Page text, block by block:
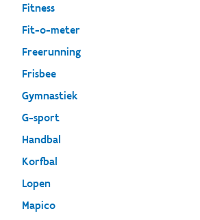
Fitness
Fit-o-meter
Freerunning
Frisbee
Gymnastiek
G-sport
Handbal
Korfbal
Lopen
Mapico